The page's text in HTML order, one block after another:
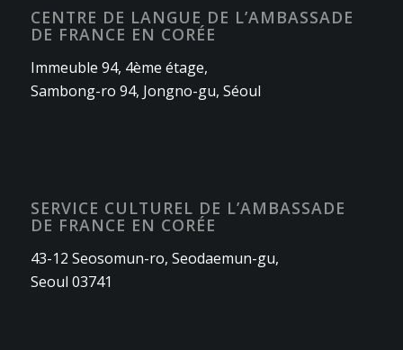
CENTRE DE LANGUE DE L’AMBASSADE
DE FRANCE EN CORÉE
Immeuble 94, 4ème étage,
Sambong-ro 94, Jongno-gu, Séoul
SERVICE CULTUREL DE L’AMBASSADE
DE FRANCE EN CORÉE
43-12 Seosomun-ro, Seodaemun-gu,
Seoul 03741